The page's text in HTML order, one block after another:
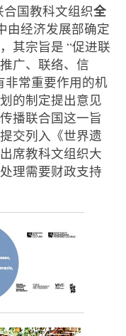
合国教科文组织全
由经济发展部确定
其宗旨是 “促进联
广、联络、信
非常重要作用的机
的制定提出意见
播联合国这一旨
交列入《世界遗
席教科文组织大
理需要财政支持